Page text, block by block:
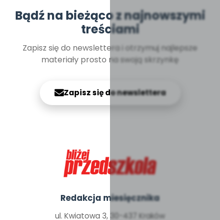
Bądź na bieżąco z najnowszymi
treściami
Zapisz się do newslettera i otrzymuj najlepsze
materiały prosto na swoją skrzynkę
Zapisz się do newslettera
Redakcja miesięcznika
ul. Kwiatowa 3, 30-437 Kraków